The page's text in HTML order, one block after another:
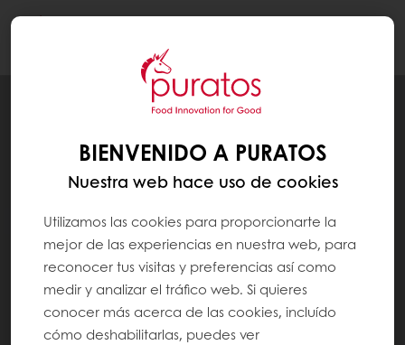
BIENVENIDO A PURATOS
Nuestra web hace uso de cookies
Utilizamos las cookies para proporcionarte la
mejor de las experiencias en nuestra web, para
reconocer tus visitas y preferencias así como
medir y analizar el tráfico web. Si quieres
conocer más acerca de las cookies, incluído
cómo deshabilitarlas, puedes ver